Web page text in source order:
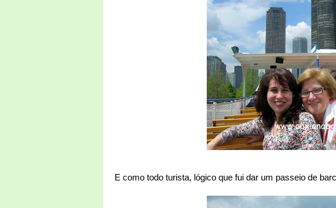
E como todo turista, lógico que fui dar um passeio de